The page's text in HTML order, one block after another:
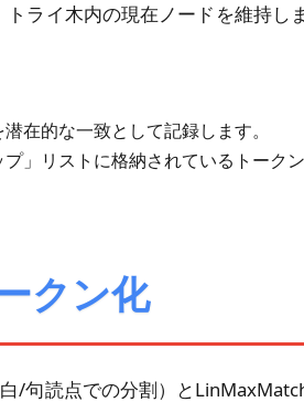
ライ木内の現在ノードを維持し
在的な一致として記録します。
」リストに格納されているトーク
クン化
/句読点での分割）と